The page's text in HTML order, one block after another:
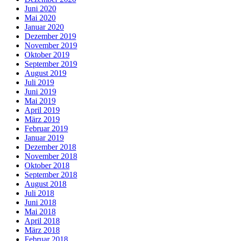
Juni 2020
Mai 2020
Januar 2020
Dezember 2019
November 2019
Oktober 2019
September 2019
August 2019
Juli 2019
Juni 2019
Mai 2019
April 2019
März 2019
Februar 2019
Januar 2019
Dezember 2018
November 2018
Oktober 2018
September 2018
August 2018
Juli 2018
Juni 2018
Mai 2018
April 2018
März 2018